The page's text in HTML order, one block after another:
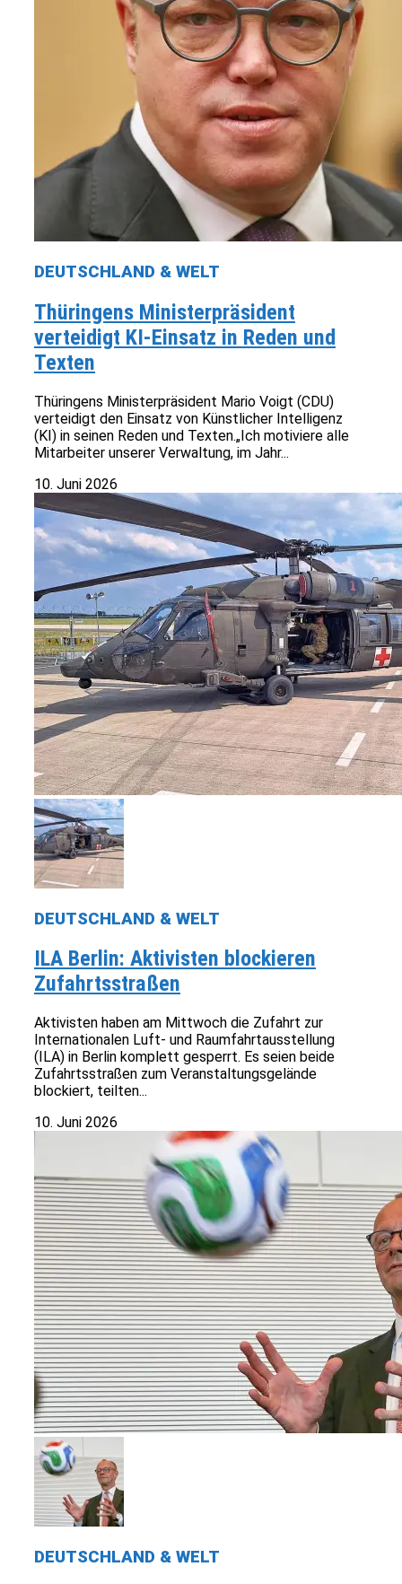
DEUTSCHLAND & WELT
Thüringens Ministerpräsident
verteidigt KI-Einsatz in Reden und
Texten
Thüringens Ministerpräsident Mario Voigt (CDU)
verteidigt den Einsatz von Künstlicher Intelligenz
(KI) in seinen Reden und Texten.„Ich motiviere alle
Mitarbeiter unserer Verwaltung, im Jahr...
10. Juni 2026
DEUTSCHLAND & WELT
ILA Berlin: Aktivisten blockieren
Zufahrtsstraßen
Aktivisten haben am Mittwoch die Zufahrt zur
Internationalen Luft- und Raumfahrtausstellung
(ILA) in Berlin komplett gesperrt. Es seien beide
Zufahrtsstraßen zum Veranstaltungsgelände
blockiert, teilten...
10. Juni 2026
DEUTSCHLAND & WELT